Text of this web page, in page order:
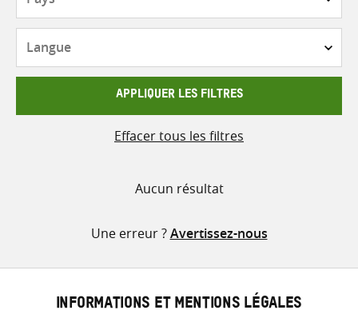
APPLIQUER LES FILTRES
Effacer tous les filtres
Aucun résultat
Une erreur ?Avertissez-nous
INFORMATIONS ET MENTIONS LÉGALES